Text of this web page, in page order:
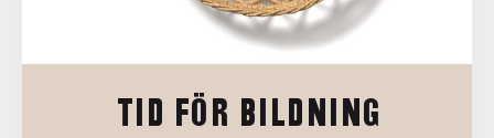
TID FÖR BILDNING